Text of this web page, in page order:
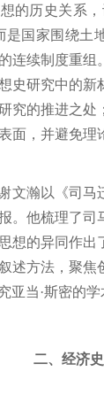
的历史关系
是国家围绕土
连续制度重组
史研究中的新
究的推进之处
面，并避免理
文瀚以《司
。他梳理了司
想的异同作出
述方法，聚焦
亚当·斯密的学
二、经济